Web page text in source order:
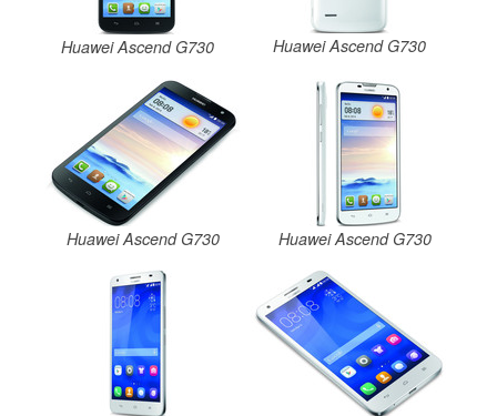
Huawei Ascend G730 Huawei Ascend G730
Huawei Ascend G730 Huawei Ascend G730